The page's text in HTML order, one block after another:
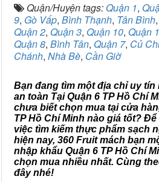
Quận/Huyện tags: Quận 1,
9, Gò Vấp, Bình Thạnh, Tân Bình,
Quận 2, Quận 3, Quận 10, Quận
Quận 8, Bình Tân, Quận 7, Củ
Chánh, Nhà Bè, Cần Giờ
Bạn đang tìm một địa chỉ uy tín
an toàn Tại Quận 6 TP Hồ Chí
chưa biết chọn mua tại cửa
TP Hồ Chí Minh nào giá tốt?
việc tìm kiếm thực phẩm sạch
hiện nay, 360 Fruit mách bạn
nhập khẩu Quận 6 TP Hồ Chí
chọn mua nhiều nhất. Cùng
đây nhé!